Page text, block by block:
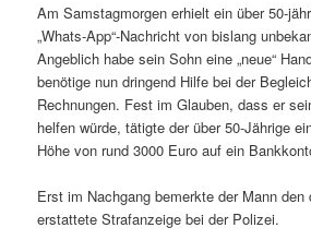
Am Samstagmorgen erhielt ein über 50-
„Whats-App“-Nachricht von bislang
Angeblich habe sein Sohn eine „neue“
benötige nun dringend Hilfe bei der
Rechnungen. Fest im Glauben, dass er
helfen würde, tätigte der über 50-Jährige
Höhe von rund 3000 Euro auf ein
Erst im Nachgang bemerkte der Mann den
erstattete Strafanzeige bei der Polizei.